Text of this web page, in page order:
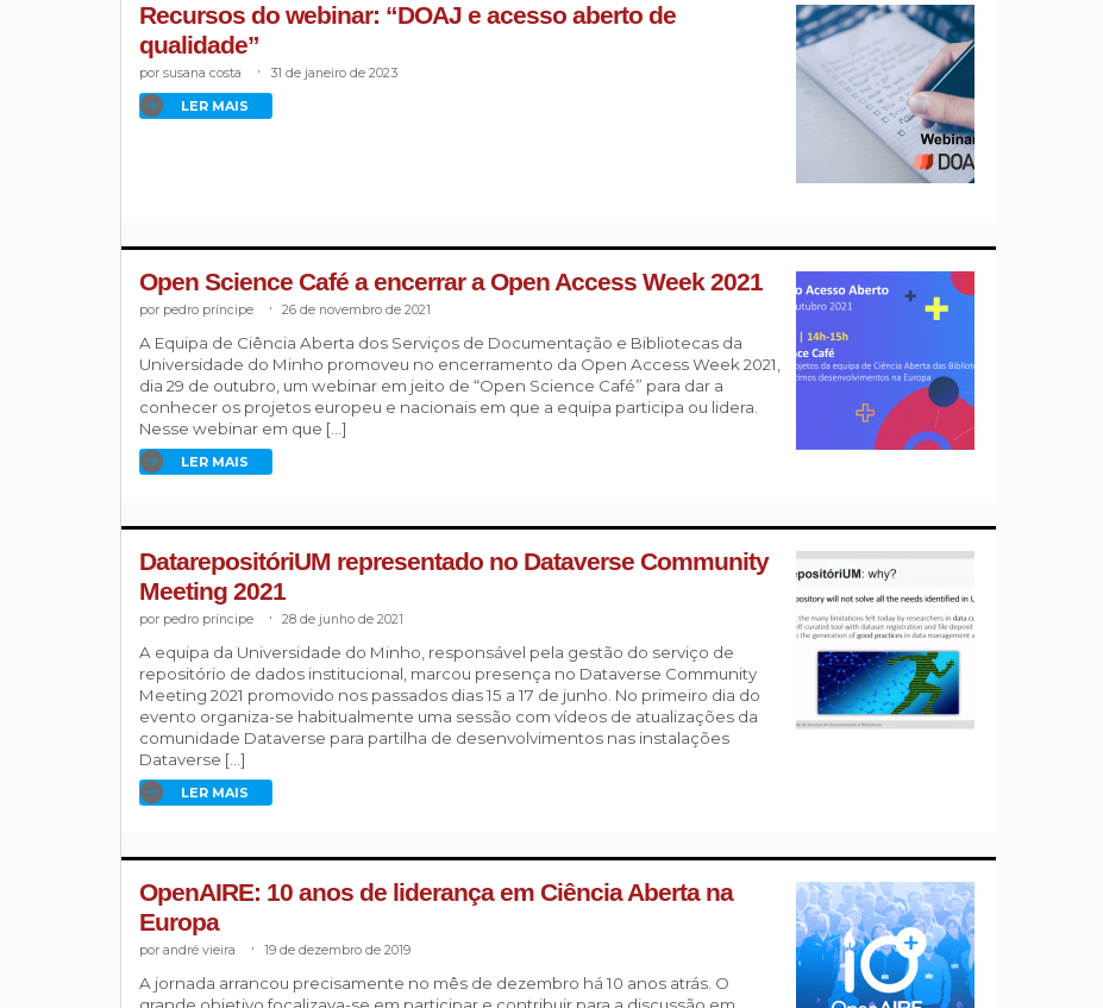
Recursos do webinar: “DOAJ e acesso aberto de
qualidade”
susana costa 31 de janeiro de 2023
LER MAIS
Open Science Café a encerrar a Open Access Week 2021
pedro príncipe 26 de novembro de 2021
A Equipa de Ciência Aberta dos Serviços de Documentação e Bibliotecas da
Universidade do Minho promoveu no encerramento da Open Access Week 2021,
dia 29 de outubro, um webinar em jeito de “Open Science Café” para dar a
conhecer os projetos europeu e nacionais em que a equipa participa ou lidera.
Nesse webinar em que […]
LER MAIS
DatarepositóriUM representado no Dataverse Community
Meeting 2021
pedro príncipe 28 de junho de 2021
A equipa da Universidade do Minho, responsável pela gestão do serviço de
repositório de dados institucional, marcou presença no Dataverse Community
Meeting 2021 promovido nos passados dias 15 a 17 de junho. No primeiro dia do
evento organiza-se habitualmente uma sessão com vídeos de atualizações da
comunidade Dataverse para partilha de desenvolvimentos nas instalações
Dataverse […]
LER MAIS
OpenAIRE: 10 anos de liderança em Ciência Aberta na
Europa
andré vieira 19 de dezembro de 2019
A jornada arrancou precisamente no mês de dezembro há 10 anos atrás. O